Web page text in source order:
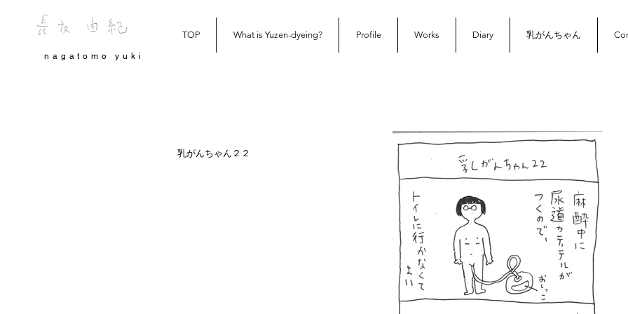
nagatomo yuki
TOP What is Yuzen-dyeing? Profile Works Diary 乳がんちゃん
乳がんちゃん２２